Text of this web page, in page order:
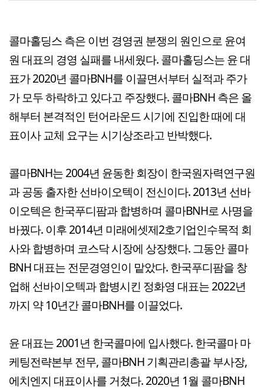
콜마홀딩스 측은 이번 경영권 분쟁의 원인으로 윤여
원 대표의 경영 실패를 내세웠다. 콜마홀딩스는 윤 대
표가 2020년 콜마BNH를 이끌면서부터 실적과 주가
가 모두 하락하고 있다고 주장했다. 콜마BNH 측은 올
해부터 본격적인 턴어라운드 시기에 진입한 때에 대
표이사 교체 요구는 시기상조라고 반박했다.
콜마BNH는 2004년 윤동한 회장이 한국원자력연구원
과 공동 출자한 선바이오텍이 전신이다. 2013년 선바
이오텍은 한국푸디팜과 합병하며 콜마BNH로 사명을
바꿨다. 이후 2014년 미래에셋제2호기업인수목적 회
사와 합병하며 코스닥 시장에 상장했다. 그동안 콜마
BNH 대표는 전문경영인이 맡았다. 한국푸디팜을 창
업해 선바이오텍과 합병시킨 정화영 대표는 2022년
까지 약 10년간 콜마BNH를 이끌었다.
윤 대표는 2001년 한국콜마에 입사했다. 한국콜마 마
케팅전략본부 전무, 콜마BNH 기획관리총괄 부사장,
에치엔지 대표이사를 거쳤다. 2020년 1월 콜마BNH